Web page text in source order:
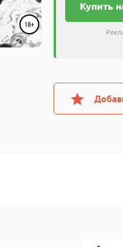
Купить